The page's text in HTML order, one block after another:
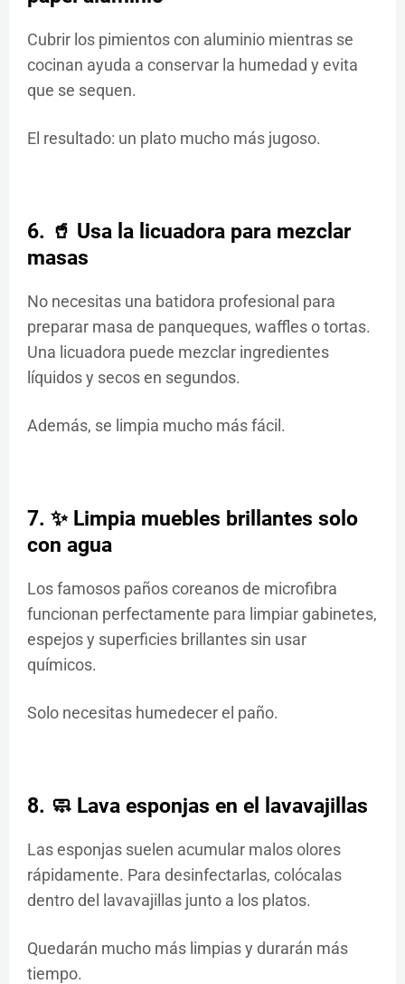
Cubrir los pimientos con aluminio mientras se
cocinan ayuda a conservar la humedad y evita
que se sequen.
El resultado: un plato mucho más jugoso.
6. 🥤 Usa la licuadora para mezclar
masas
No necesitas una batidora profesional para
preparar masa de panqueques, waffles o tortas.
Una licuadora puede mezclar ingredientes
líquidos y secos en segundos.
Además, se limpia mucho más fácil.
7. ✨ Limpia muebles brillantes solo
con agua
Los famosos paños coreanos de microfibra
funcionan perfectamente para limpiar gabinetes,
espejos y superficies brillantes sin usar
químicos.
Solo necesitas humedecer el paño.
8. 🧼 Lava esponjas en el lavavajillas
Las esponjas suelen acumular malos olores
rápidamente. Para desinfectarlas, colócalas
dentro del lavavajillas junto a los platos.
Quedarán mucho más limpias y durarán más
tiempo.